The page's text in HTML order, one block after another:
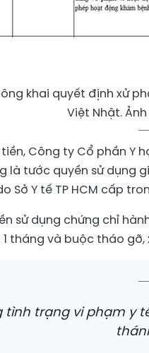
khai quyết định xử
Việt Nhật.
Công ty Cổ phần Y
là tước quyền sử dụng
Sở Y tế TP HCM cấp
sử dụng chứng chỉ
tháng và buộc tháo
tình trạng vi phạm y